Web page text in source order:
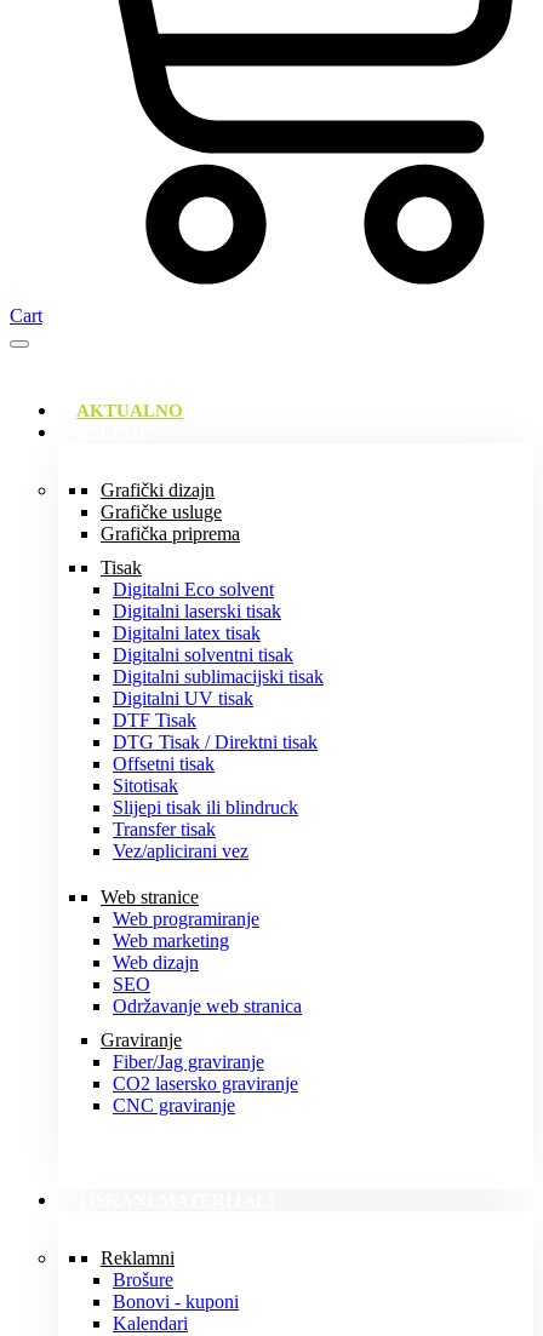
Cart
AKTUALNO
Grafički dizajn
Grafičke usluge
Grafička priprema
Tisak
Digitalni Eco solvent
Digitalni laserski tisak
Digitalni latex tisak
Digitalni solventni tisak
Digitalni sublimacijski tisak
Digitalni UV tisak
DTF Tisak
DTG Tisak / Direktni tisak
Offsetni tisak
Sitotisak
Slijepi tisak ili blindruck
Transfer tisak
Vez/aplicirani vez
Web stranice
Web programiranje
Web marketing
Web dizajn
SEO
Održavanje web stranica
Graviranje
Fiber/Jag graviranje
CO2 lasersko graviranje
CNC graviranje
Reklamni
Brošure
Bonovi - kuponi
Kalendari